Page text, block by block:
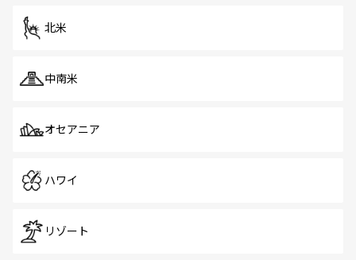
北米
中南米
オセアニア
ハワイ
リゾート